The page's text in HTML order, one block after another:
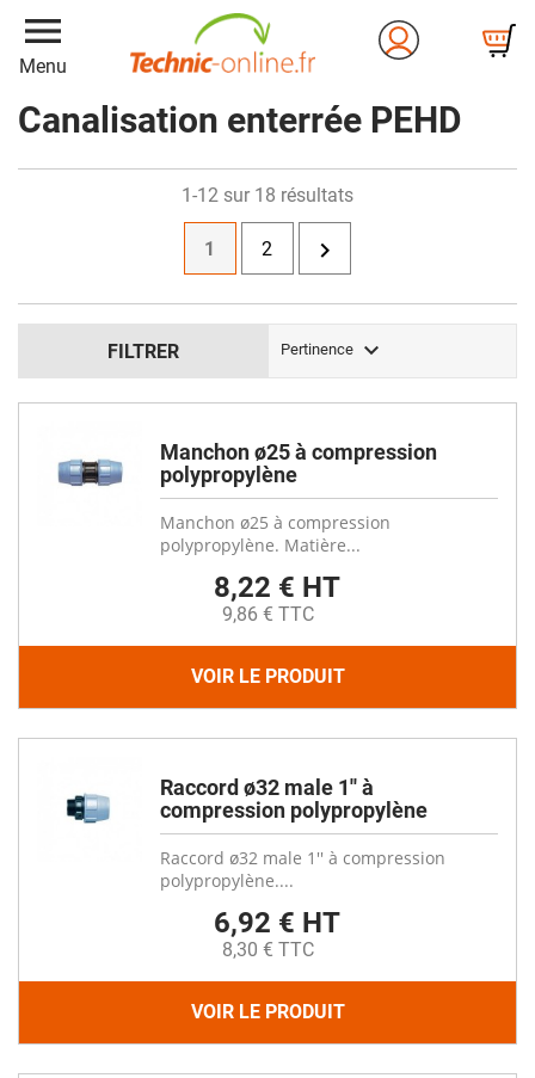
menu
Menu
Canalisation enterrée PEHD
FILTRER Pertinence 
1-12 sur 18 résultats
1 2 
Manchon ø25 à compression
polypropylène
Manchon ø25 à compression
polypropylène. Matière...
8,22 € HT
9,86 € TTC
VOIR LE PRODUIT
Raccord ø32 male 1'' à
compression polypropylène
Raccord ø32 male 1'' à compression
polypropylène....
6,92 € HT
8,30 € TTC
VOIR LE PRODUIT